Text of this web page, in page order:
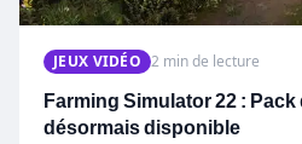
JEUX VIDÉO 2 min de lecture
Farming Simulator 22 :
désormais disponible